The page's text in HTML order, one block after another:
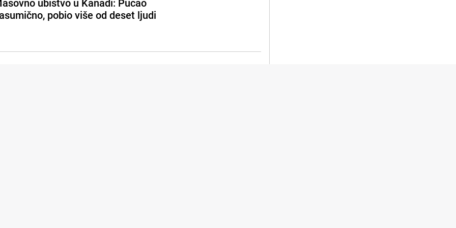
ubistvo u Kanadi: Pucao
pobio više od deset ljudi